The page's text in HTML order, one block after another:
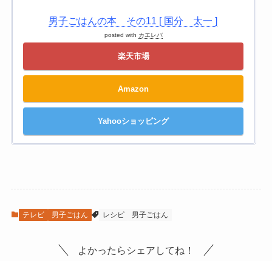
男子ごはんの本 その11 [ 国分 太一 ]
posted with カエレバ
楽天市場
Amazon
Yahooショッピング
テレビ 男子ごはん レシピ 男子ごはん
よかったらシェアしてね！